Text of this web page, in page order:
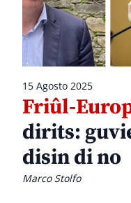
15 Agosto 2025
Friûl-
dirits:
disin di no
Marco Stolfo